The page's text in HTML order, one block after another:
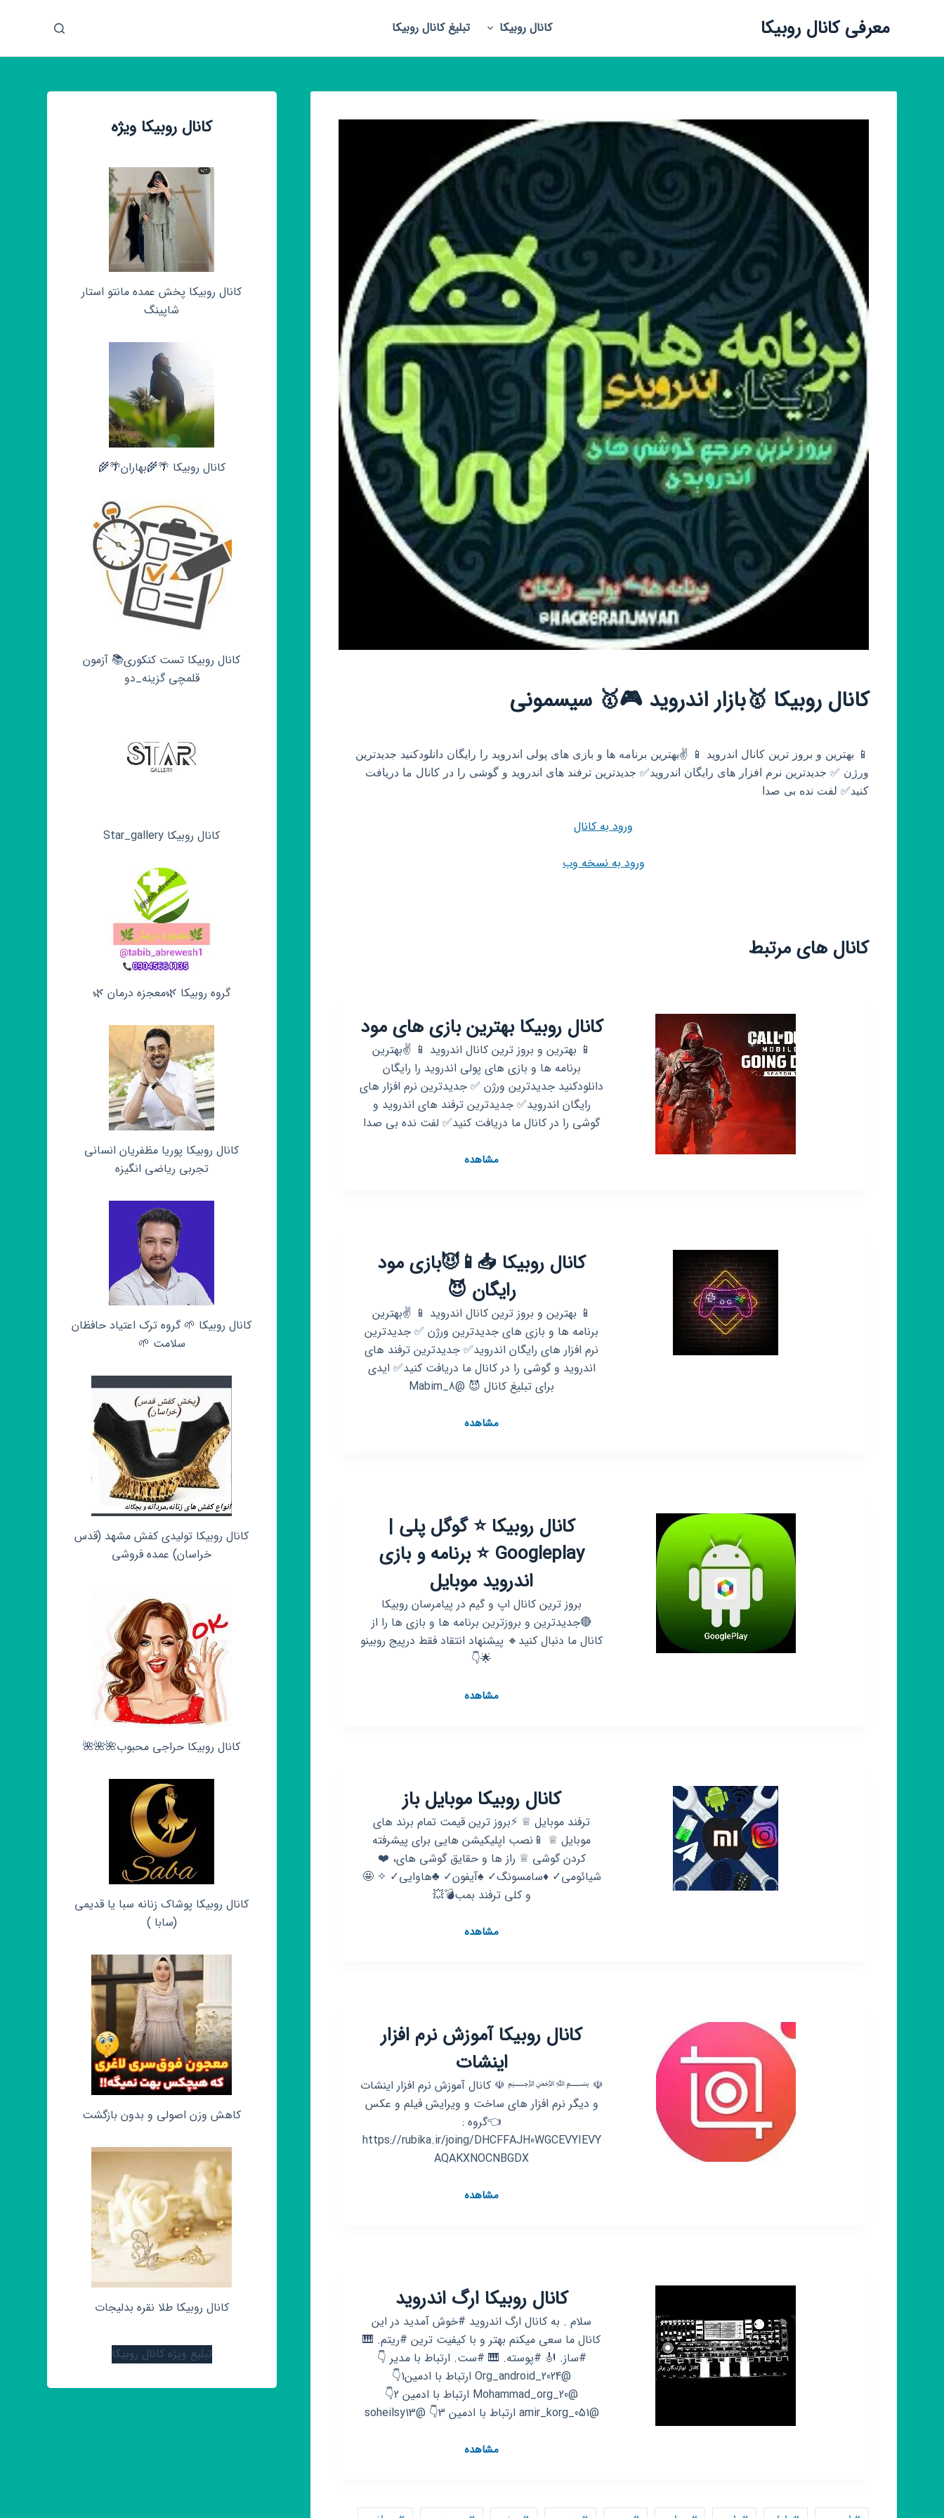
ش
معرفی کانال روبیکا کانال روبیکا تبلیغ کانال روبیکا
کانال روبیکا 🥇بازار اندروید 🎮🥇 سیسمونی
📱 بهترین و بروز ترین کانال اندروید 📱 ✌️بهترین برنامه ها و بازی های پولی اندروید را رایگان دانلودکنید جدیدترین
ورژن ✅ جدیدترین نرم افزار های رایگان اندروید✅ جدیدترین ترفند های اندروید و گوشی را در کانال ما دریافت
کنید✅ لفت نده بی صدا
ورود به کانال
ورود به نسخه وب
کانال های مرتبط
کانال روبیکا بهترین بازی های مود
📱 بهترین و بروز ترین کانال اندروید 📱 ✌️بهترین
برنامه ها و بازی های پولی اندروید را رایگان
دانلودکنید جدیدترین ورژن ✅ جدیدترین نرم افزار های
رایگان اندروید✅ جدیدترین ترفند های اندروید و
گوشی را در کانال ما دریافت کنید✅ لفت نده بی صدا
مشاهدهکانال
کانال روبیکا 📥📱😈بازی مود
رایگان 😈
📱 بهترین و بروز ترین کانال اندروید 📱 ✌️بهترین
برنامه ها و بازی های جدیدترین ورژن ✅ جدیدترین
نرم افزار های رایگان اندروید✅ جدیدترین ترفند های
اندروید و گوشی را در کانال ما دریافت کنید✅ ایدی
برای تبلیغ کانال 😈 @Mabim_8
مشاهدهکانال
مود
رایگان
😈
کانال روبیکا ⭐️ گوگل پلی |
Googleplay ⭐️ برنامه و بازی
اندروید موبایل
بروز ترین کانال اپ و گیم در پیامرسان روبیکا
🔴جدیدترین و بروزترین برنامه ها و بازی ها را از
کانال ما دنبال کنید🔸 پیشنهاد انتقاد فقط درپیج روبینو
🌟👇
مشاهدهکانال
Googleplay
⭐️
برنامه
و
بازی
اندروید
موبایل
کانال روبیکا موبایل باز
ترفند موبایل ♕ ⚡بروز ترین قیمت تمام برند های
موبایل ♕ 📱نصب اپلیکیشن هایی برای پیشرفته
کردن گوشی ♕ راز ها و حقایق گوشی های، ❤️
شیائومی✓ ♦️سامسونگ✓ ♠️آیفون✓ ♣️هاوایی✓ ✧ 🤩
و کلی ترفند بمب💣💥
مشاهدهکانال
کانال روبیکا آموزش نرم افزار
اینشات
☫ ﷽ ☫ کانال آموزش نرم افزار اینشات
و دیگر نرم افزار های ساخت و ویرایش فیلم و عکس
👈گروه :
https://rubika.ir/joing/DHCFFAJH0WGCEVYIEVY
AQAKXNOCNBGDX
مشاهدهکانال
کانال روبیکا ارگ اندروید
سلام . به کانال ارگ اندروید #خوش آمدید در این
کانال ما سعی میکنم بهتر و با کیفیت ترین #ریتم. 🎹
#ساز. 🎻 #پوسته. 🎹 #ست. ارتباط با مدیر 👇
@Org_android_2024 ارتباط با ادمین1👇
@Mohammad_org_20 ارتباط با ادمین 2👇
@amir_korg_051 ارتباط با ادمین 3👇 @soheilsy13
مشاهدهکانال
کانال روبیکا ویژه
کانال روبیکا پخش عمده مانتو استار
شاپینگ
کانال روبیکا 🌴🌾بهاران🌴🌾
کانال روبیکا تست کنکوری📚 آزمون
قلمچی‌‌ گزینه_دو
کانال روبیکا Star_gallery
گروه روبیکا 🌿معجزه درمان 🌿
کانال روبیکا پوریا مظفریان انسانی
تجربی ریاضی انگیزه
کانال روبیکا 🌱 گروه ترک اعتیاد حافظان
سلامت 🌱
کانال روبیکا تولیدی کفش مشهد (قدس
خراسان) عمده فروشی
کانال روبیکا حراجی محبوب🌺🌺🌺
کانال روبیکا پوشاک زنانه سبا یا قدیمی
(سابا )
کاهش وزن اصولی و بدون بازگشت
کانال روبیکا طلا نقره بدلیجات
تبلیغ ویژه کانال روبیکا